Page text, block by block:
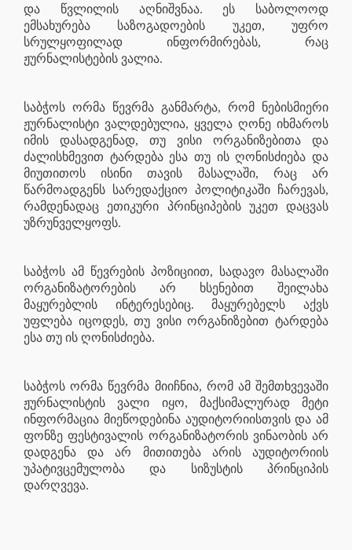
და წვლილის აღნიშვნაა. ეს საბოლოოდ
ემსახურება საზოგადოების უკეთ, უფრო
სრულყოფილად ინფორმირებას, რაც
ჟურნალისტების ვალია.
საბჭოს ორმა წევრმა განმარტა, რომ ნებისმიერი
ჟურნალისტი ვალდებულია, ყველა ღონე იხმაროს
იმის დასადგენად, თუ ვისი ორგანიზებითა და
ძალისხმევით ტარდება ესა თუ ის ღონისძიება და
მიუთითოს ისინი თავის მასალაში, რაც არ
წარმოადგენს სარედაქციო პოლიტიკაში ჩარევას,
რამდენადაც ეთიკური პრინციპების უკეთ დაცვას
უზრუნველყოფს.
საბჭოს ამ წევრების პოზიციით, სადავო მასალაში
ორგანიზატორების არ ხსენებით შეილახა
მაყურებლის ინტერესებიც. მაყურებელს აქვს
უფლება იცოდეს, თუ ვისი ორგანიზებით ტარდება
ესა თუ ის ღონისძიება.
საბჭოს ორმა წევრმა მიიჩნია, რომ ამ შემთხვევაში
ჟურნალისტის ვალი იყო, მაქსიმალურად მეტი
ინფორმაცია მიეწოდებინა აუდიტორიისთვის და ამ
ფონზე ფესტივალის ორგანიზატორის ვინაობის არ
დადგენა და არ მითითება არის აუდიტორიის
უპატივცემულობა და სიზუსტის პრინციპის
დარღვევა.